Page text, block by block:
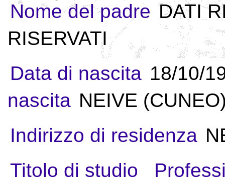
Nome del padre DATI
RISERVATI
Data di nascita 18/10/
nascita NEIVE
Indirizzo di residenza
Titolo di studio